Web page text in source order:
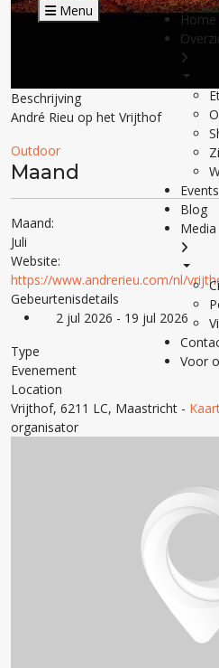
Menu
Home
Events
Blog
Media
Voor
Beschrijving
André Rieu op het Vrijthof
Outdoor
Maand
Maand:
Juli
Website:
https://www.andrerieu.com/nl/
Gebeurtenisdetails
2 jul 2026 - 19 jul 2026
Type
Evenement
Location
Vrijthof, 6211 LC, Maastricht -
organisator